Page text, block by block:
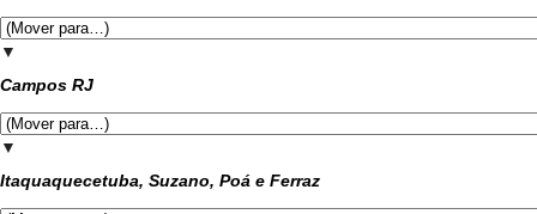
▼
Campos RJ
▼
Itaquaquecetuba, Suzano, Poá e Ferraz